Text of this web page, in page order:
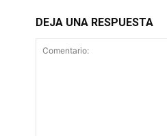
DEJA UNA RESPUESTA